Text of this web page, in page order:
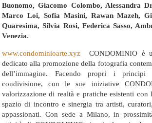
Buonomo, Giacomo Colombo, Alessandra
Marco Loi, Sofia Masini, Rawan Mazeh,
Quaresima, Silvia Rosi, Federica Sasso,
Venezia.
www.condominioarte.xyz CONDOMINIO è
dedicato alla promozione della fotografia
dell’immagine. Facendo propri i principi
condivisione, con le sue iniziative
valorizzazione di realtà e pratiche esistenti con
spazio di incontro e sinergia tra artisti,
appassionati. Con sede a Milano, in